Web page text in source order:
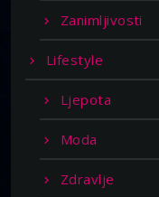
Zanimljivosti
Lifestyle
Ljepota
Moda
Zdravlje